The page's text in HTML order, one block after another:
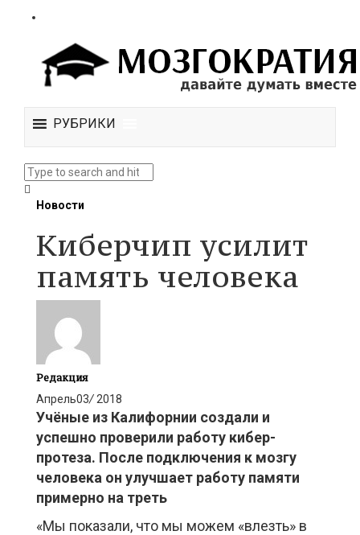
РУБРИКИ
Новости
Киберчип усилит
память человека
Редакция
Апрель03/ 2018
Учёные из Калифорнии создали и
успешно проверили работу кибер-
протеза. После подключения к мозгу
человека он улучшает работу памяти
примерно на треть
«Мы показали, что мы можем «влезть» в